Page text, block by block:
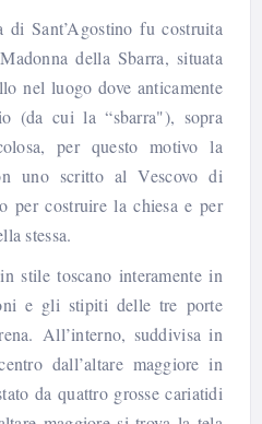
di Sant’Agostino fu costruita
della Sbarra, situata
nel luogo dove anticamente
(da cui la “sbarra"), sopra
per questo motivo la
uno scritto al Vescovo di
per costruire la chiesa e per
stessa.
stile toscano interamente in
e gli stipiti delle tre porte
All’interno, suddivisa in
dall’altare maggiore in
da quattro grosse cariatidi